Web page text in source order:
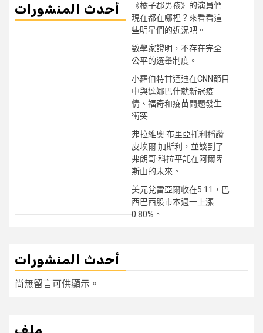
أحدث المنشورات
《橘子郡男孩》的演員們
現在都在哪裡？來看看這
些明星們的近況吧。
數學家證明，不存在完全
公平的選舉制度。
小羅伯特甘迺迪在CNN節目
中與達娜巴什就新冠疫
情、福奇和疫苗問題發生
衝突
弗拉維奧·布里亞托利稱讚
皮埃爾·加斯利，並談到了
弗朗哥·科拉平託在阿爾卑
斯山的未來。
美元兌雷亞爾收在5.11，巴
西巴西股市本週一上漲
0.80%。
أحدث المنشورات
尚無留言可供顯示。